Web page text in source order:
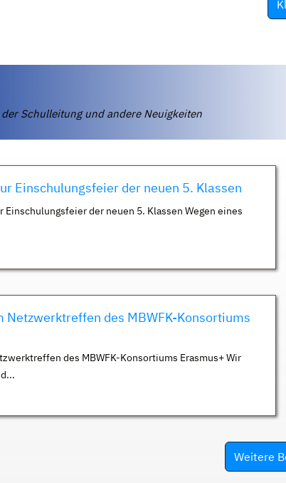
Schulleitung und andere Neuigkeiten
Einschulungsfeier der neuen 5. Klassen
der neuen 5. Klassen Wegen eines
Netzwerktreffen des MBWFK-Konsortiums
des MBWFK-Konsortiums Erasmus+ Wir
Weitere